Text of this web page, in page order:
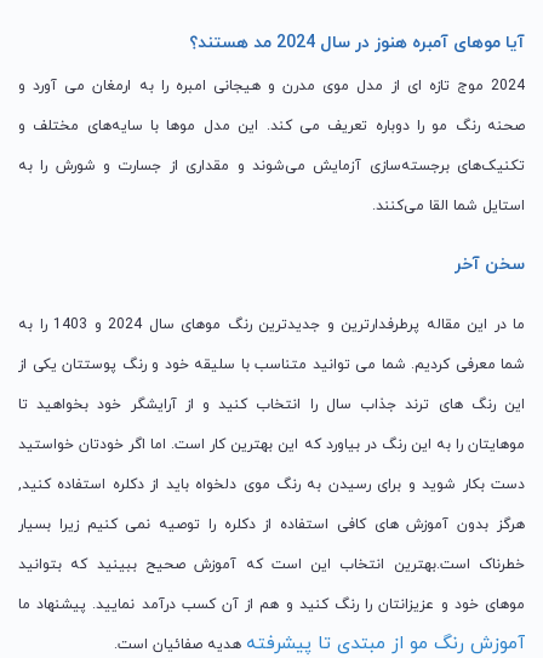
آیا موهای آمبره هنوز در سال 2024 مد هستند؟
2024 موج تازه ای از مدل موی مدرن و هیجانی امبره را به ارمغان می آورد و
صحنه رنگ مو را دوباره تعریف می کند. این مدل موها با سایه‌های مختلف و
تکنیک‌های برجسته‌سازی آزمایش می‌شوند و مقداری از جسارت و شورش را به
استایل شما القا می‌کنند.
سخن آخر
ما در این مقاله پرطرفدارترین و جدیدترین رنگ موهای سال 2024 و 1403 را به
شما معرفی کردیم. شما می توانید متناسب با سلیقه خود و رنگ پوستتان یکی از
این رنگ های ترند جذاب سال را انتخاب کنید و از آرایشگر خود بخواهید تا
موهایتان را به این رنگ در بیاورد که این بهترین کار است. اما اگر خودتان خواستید
دست بکار شوید و برای رسیدن به رنگ موی دلخواه باید از دکلره استفاده کنید,
هرگز بدون آموزش های کافی استفاده از دکلره را توصیه نمی کنیم زیرا بسیار
خطرناک است.بهترین انتخاب این است که آموزش صحیح ببینید که بتوانید
موهای خود و عزیزانتان را رنگ کنید و هم از آن کسب درآمد نمایید. پیشنهاد ما
آموزش رنگ مو از مبتدی تا پیشرفته هدیه صفائیان است.